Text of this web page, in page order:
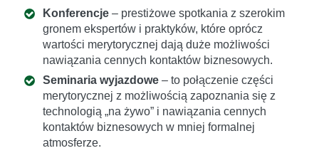
Konferencje – prestiżowe spotkania z szerokim
gronem ekspertów i praktyków, które oprócz
wartości merytorycznej dają duże możliwości
nawiązania cennych kontaktów biznesowych.
Seminaria wyjazdowe – to połączenie części
merytorycznej z możliwością zapoznania się z
technologią „na żywo” i nawiązania cennych
kontaktów biznesowych w mniej formalnej
atmosferze.